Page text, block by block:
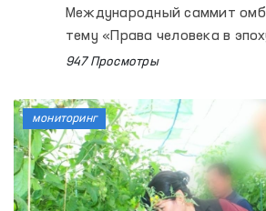
Международный саммит
тему «Права человека в
интеллекта: возможности,
947 Просмотры
мониторинг